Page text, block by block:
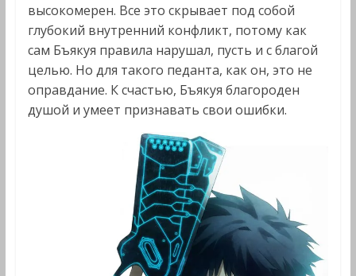
высокомерен. Все это скрывает под собой
глубокий внутренний конфликт, потому как
сам Бъякуя правила нарушал, пусть и с благой
целью. Но для такого педанта, как он, это не
оправдание. К счастью, Бъякуя благороден
душой и умеет признавать свои ошибки.